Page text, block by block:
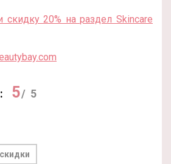
скидку 20% на раздел Skincare
5/ 5